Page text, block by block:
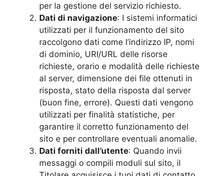
per la gestione del servizio richiesto.
Dati di navigazione: I sistemi informatici
utilizzati per il funzionamento del sito
raccolgono dati come l’indirizzo IP, nomi
di dominio, URI/URL delle risorse
richieste, orario e modalità delle richieste
al server, dimensione dei file ottenuti in
risposta, stato della risposta dal server
(buon fine, errore). Questi dati vengono
utilizzati per finalità statistiche, per
garantire il corretto funzionamento del
sito e per controllare eventuali anomalie.
Dati forniti dall’utente: Quando invii
messaggi o compili moduli sul sito, il